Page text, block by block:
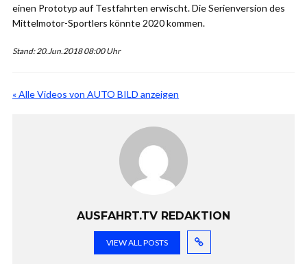
einen Prototyp auf Testfahrten erwischt. Die Serienversion des
Mittelmotor-Sportlers könnte 2020 kommen.
Stand: 20.Jun.2018 08:00 Uhr
« Alle Videos von AUTO BILD anzeigen
AUSFAHRT.TV REDAKTION
VIEW ALL POSTS